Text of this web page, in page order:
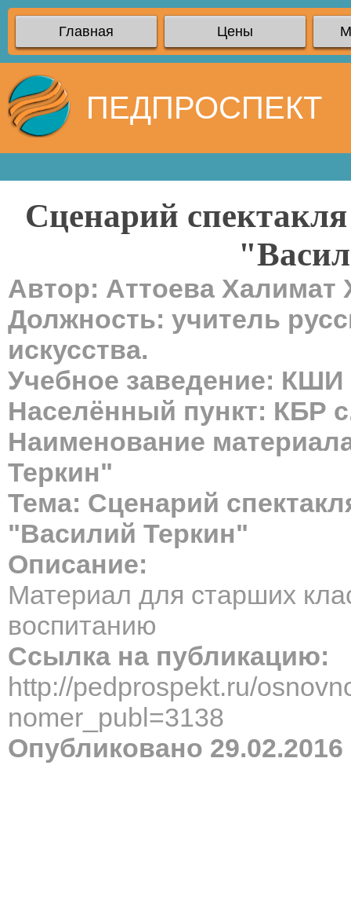
Главная Цены
ПЕДПРОСПЕКТ
Сценарий
Автор: Аттоева
Должность: учитель
искусства.
Учебное заведение:
Населённый пункт: КБР
Наименование
Теркин"
Тема: Сценарий
"Василий Теркин"
Описание:
Материал для старших
воспитанию
Ссылка на публикацию:
http://pedprospekt.ru/
nomer_publ=3138
Опубликовано 29.02.2016